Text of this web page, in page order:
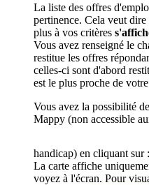
La liste des offres
pertinence. Cela veut
plus à vos critères
Vous avez renseigné le
restitue les offres
celles-ci sont d'abord
est le plus proche de
Vous avez la possibilité
Mappy (non accessible
handicap) en cliquant sur :
La carte affiche
voyez à l'écran. Pour